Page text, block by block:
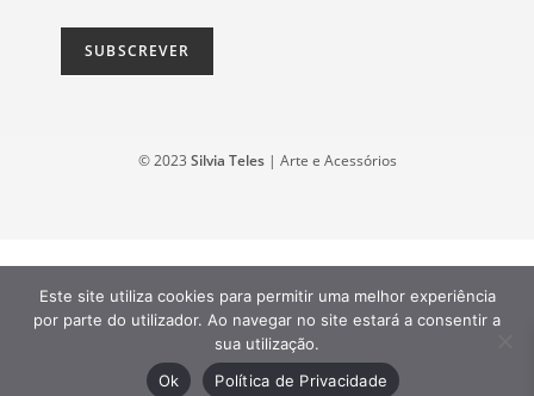
© 2023 Silvia Teles| Arte e Acessórios
Este site utiliza cookies para permitir uma melhor experiência
por parte do utilizador. Ao navegar no site estará a consentir a
sua utilização.
Ok
Política de Privacidade